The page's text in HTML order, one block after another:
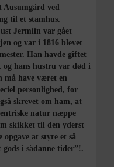
Ausumgård ved
til et stamhus.
Jermiin var gået
og var i 1816 blevet
Han havde giftet
og hans hustru var død i
må have været en
personlighed, for
skrevet om ham, at
natur næppe
skikket til den yderst
opgave at styre et så
gods i sådanne tider”!.